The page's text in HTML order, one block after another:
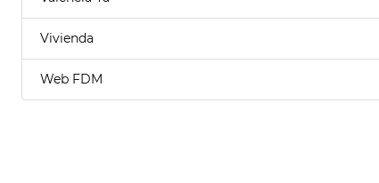
Vivienda
Web FDM